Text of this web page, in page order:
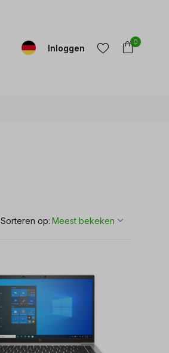
Inloggen
0
Sorteren op: